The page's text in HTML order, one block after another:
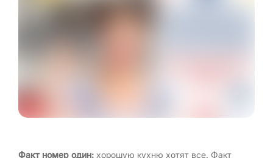
Факт номер один: хорошую кухню хотят все. Факт